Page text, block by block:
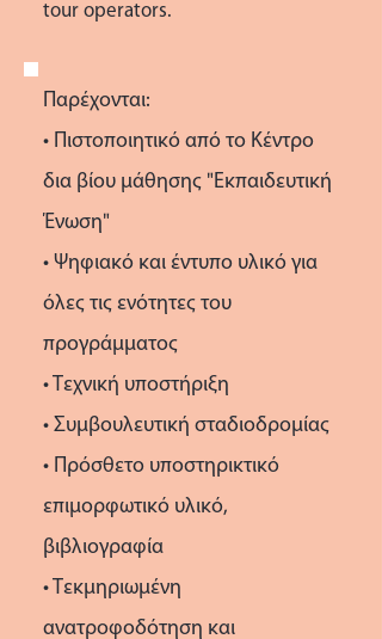
tour operators.
Παρέχονται:
• Πιστοποιητικό από το Κέντρο
δια βίου μάθησης "Εκπαιδευτική
Ένωση"
• Ψηφιακό και έντυπο υλικό για
όλες τις ενότητες του
προγράμματος
• Τεχνική υποστήριξη
• Συμβουλευτική σταδιοδρομίας
• Πρόσθετο υποστηρικτικό
επιμορφωτικό υλικό,
βιβλιογραφία
• Τεκμηριωμένη
ανατροφοδότηση και